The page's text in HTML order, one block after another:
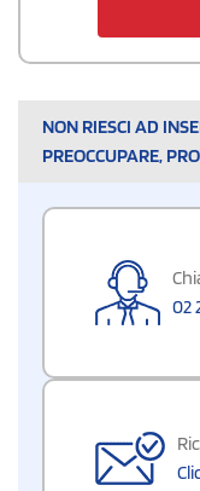
NON RIESCI AD
PREOCCUPARE,
02